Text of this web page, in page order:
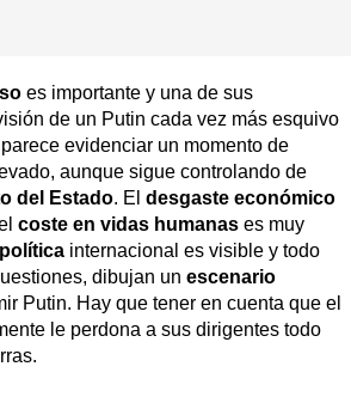
es importante y una de sus
de un Putin cada vez más esquivo
evidenciar un momento de
aunque sigue controlando de
del Estado. El desgaste económico
coste en vidas humanas es muy
internacional es visible y todo
dibujan un escenario
Putin. Hay que tener en cuenta que el
le perdona a sus dirigentes todo